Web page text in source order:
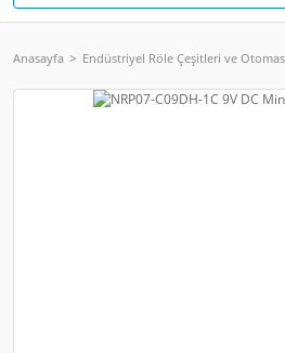
Anasayfa Endüstriyel Röle Çeşitleri ve